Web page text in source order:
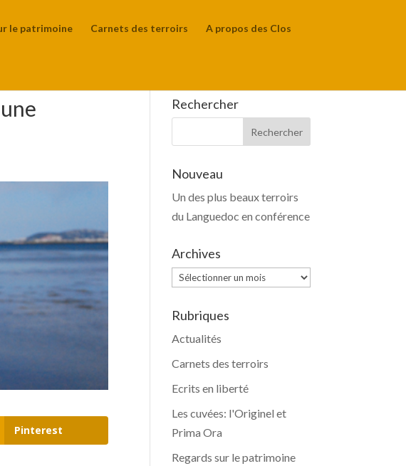
le patrimoine Carnets des terroirs A propos des Clos
Pinterest
Rechercher
Nouveau
Un des plus beaux terroirs
du Languedoc en conférence
Archives
Archives
Rubriques
Actualités
Carnets des terroirs
Ecrits en liberté
Les cuvées: l'Originel et
Prima Ora
Regards sur le patrimoine